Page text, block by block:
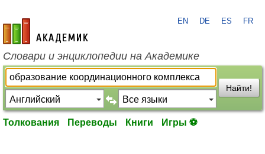
academic.ru
EN DE ES FR
Словари и энциклопедии на Академике
Найти!
Толкования Переводы Книги Игры ⚽